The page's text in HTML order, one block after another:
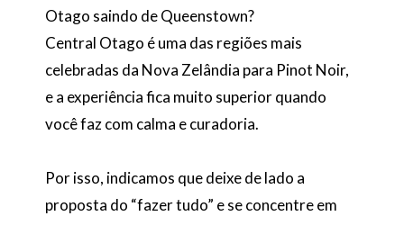
Otago saindo de Queenstown?
Central Otago é uma das regiões mais
celebradas da Nova Zelândia para Pinot Noir,
e a experiência fica muito superior quando
você faz com calma e curadoria.
Por isso, indicamos que deixe de lado a
proposta do “fazer tudo” e se concentre em